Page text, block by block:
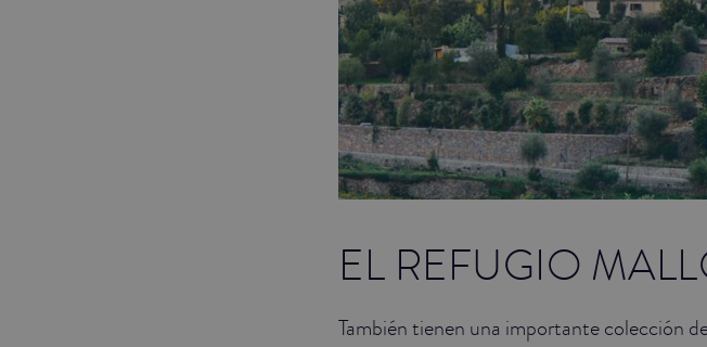
EL REFUGIO
También tienen una importante colección